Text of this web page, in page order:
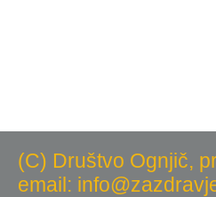
(C) Društvo Ognjič,
email: